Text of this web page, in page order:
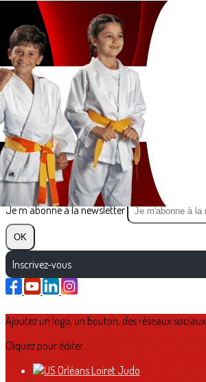
Exporter les lignes sélectionnées
Exporter toutes les colonnes
Exporter uniquement les colonnes affichées
Menu
?>
Images de la page d'accueil
Cliquez pour éditer
Texte, bouton et/ou inscription à la newsletter
Cliquez pour éditer
Je m'abonne à la newsletter
OK
Inscrivez-vous
Ajoutez un logo, un bouton, des réseaux sociaux
Cliquez pour éditer